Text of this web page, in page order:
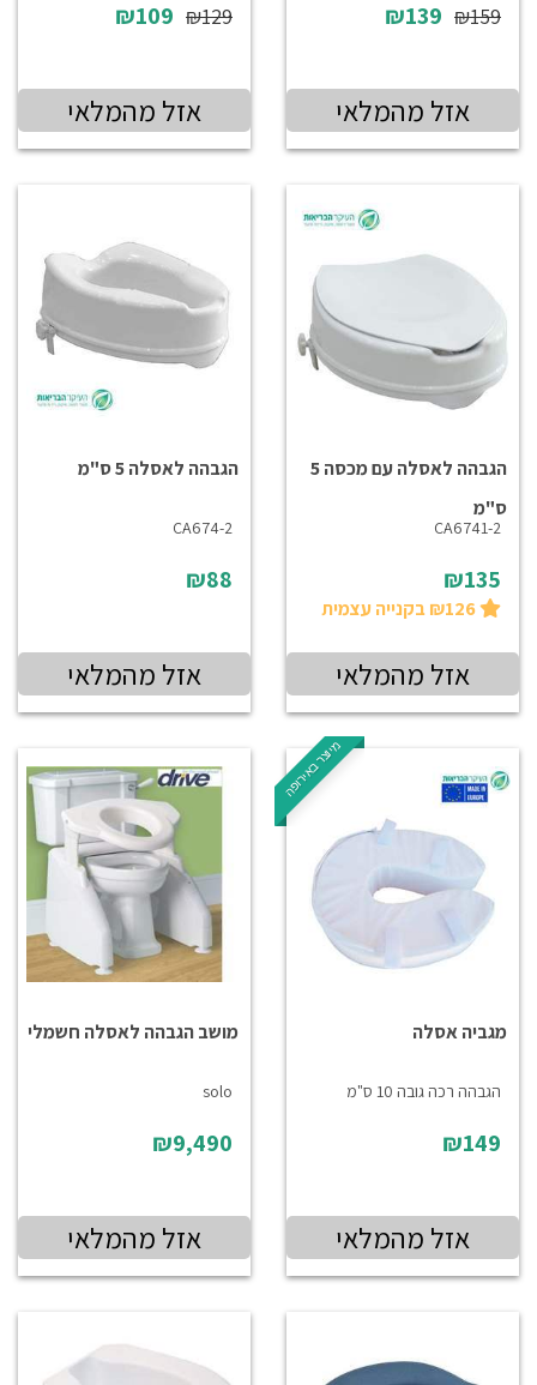
₪139 ₪159
אזל מהמלאי
₪109 ₪129
אזל מהמלאי
הגבהה לאסלה עם מכסה 5
ס"מ
CA6741-2
₪135
אזל מהמלאי
הגבהה לאסלה 5 ס"מ
CA674-2
₪88
אזל מהמלאי
מיוצר באירופה
מגביה אסלה
הגבהה רכה גובה 10 ס"מ
₪149
אזל מהמלאי
מושב הגבהה לאסלה חשמלי
solo
₪9,490
אזל מהמלאי